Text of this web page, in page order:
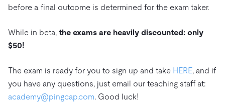
before a final outcome is determined for the exam taker.
While in beta, the exams are heavily discounted: only
$50!
The exam is ready for you to sign up and take HERE, and if
you have any questions, just email our teaching staff at:
academy@pingcap.com. Good luck!